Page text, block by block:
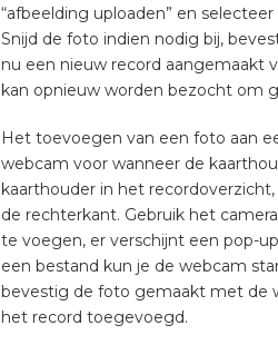
“afbeelding uploaden” en
Snijd de foto indien nodig bij,
nu een nieuw record aangemaakt
kan opnieuw worden bezocht om
Het toevoegen van een foto aan
webcam voor wanneer de
kaarthouder in het
de rechterkant. Gebruik het
te voegen, er verschijnt een pop-
een bestand kun je de webcam
bevestig de foto gemaakt met de
het record toegevoegd.